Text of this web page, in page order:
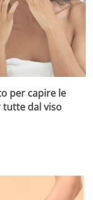
per capire le
tutte dal viso